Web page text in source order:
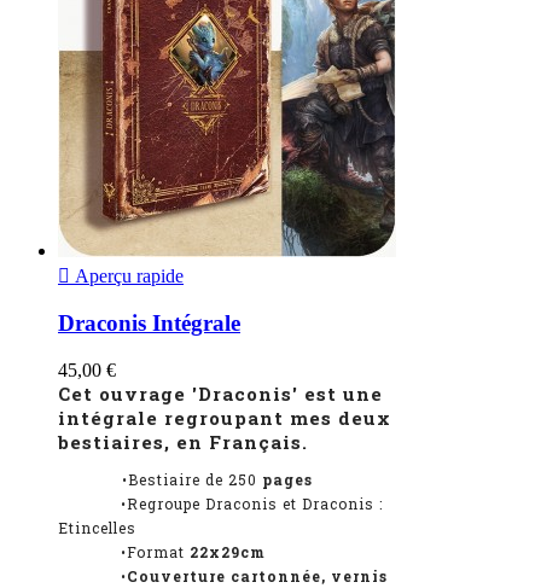
 Aperçu rapide
Draconis Intégrale
45,00 €
Cet ouvrage 'Draconis' est une
intégrale regroupant mes deux
bestiaires, en Français.
•Bestiaire de 250 pages
•Regroupe Draconis et Draconis :
Etincelles
•Format 22x29cm
•Couverture cartonnée, vernis